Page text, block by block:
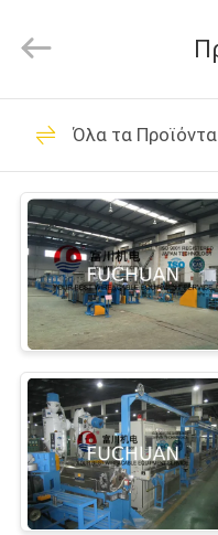
ΣΠΊΤΙ
ΠΡΟΪΌΝΤΑ
ΒΊΝΤΕΟ
ΕΜΦΆΝΙΣΗ
VR
ΣΧΕΤΙΚΆ
ΜΕ
ΕΜΆΣ
and
Mechanical
Rights
μηχανή
χαλκού
Όλα τα Προϊόντα